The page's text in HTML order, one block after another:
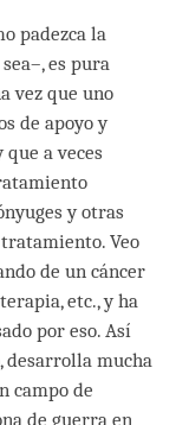
padezca la
es pura
vez que uno
de apoyo y
a veces
y otras
Veo
de un cáncer
etc., y ha
por eso. Así
desarrolla mucha
campo de
de guerra en